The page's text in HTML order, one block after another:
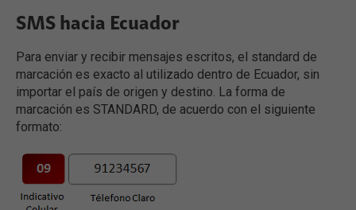
SMS hacia Ecuador
Para enviar y recibir mensajes escritos, el standard de
marcación es exacto al utilizado dentro de Ecuador, sin
importar el país de origen y destino. La forma de
marcación es STANDARD, de acuerdo con el siguiente
formato: